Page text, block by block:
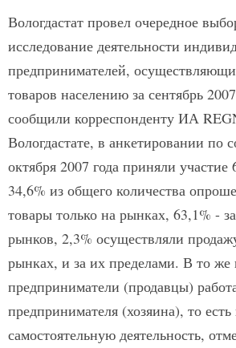
Вологдастат провел очередное
исследование деятельности
предпринимателей,
товаров населению за сентябрь
сообщили корреспонденту ИА
Вологдастате, в анкетировании по
октября 2007 года приняли участие
34,6% из общего количества
товары только на рынках, 63,1% -
рынков, 2,3% осуществляли
рынках, и за их пределами. В то же
предприниматели (продавцы)
предпринимателя (хозяина), то
самостоятельную деятельность,